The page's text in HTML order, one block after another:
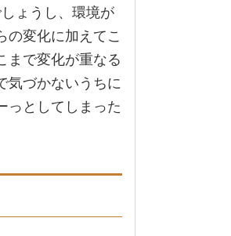
ょうし、環境が
の変化に加えてこ
まで変化が重なる
気づかないうちに
っとしてしまった